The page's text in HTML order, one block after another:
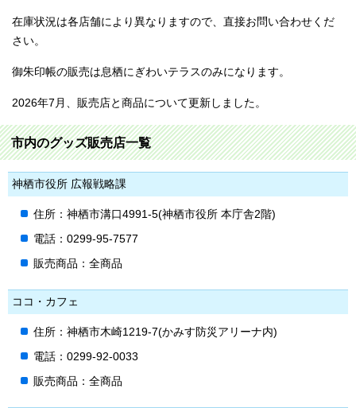
在庫状況は各店舗により異なりますので、直接お問い合わせくだ
さい。
御朱印帳の販売は息栖にぎわいテラスのみになります。
2026年7月、販売店と商品について更新しました。
市内のグッズ販売店一覧
神栖市役所 広報戦略課
住所：神栖市溝口4991-5(神栖市役所 本庁舎2階)
電話：0299-95-7577
販売商品：全商品
ココ・カフェ
住所：神栖市木崎1219-7(かみす防災アリーナ内)
電話：0299-92-0033
販売商品：全商品